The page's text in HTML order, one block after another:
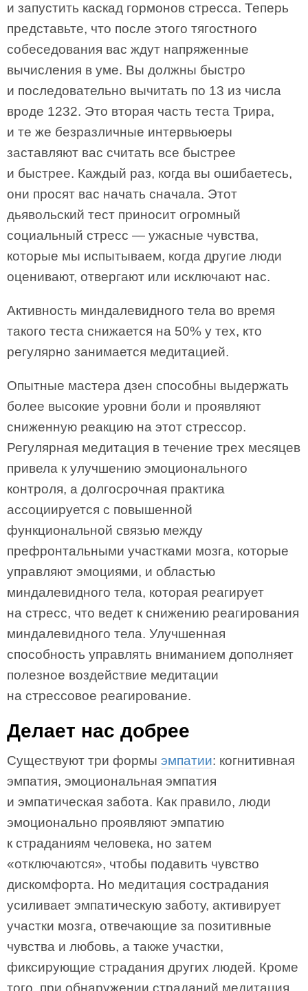
и запустить каскад гормонов стресса. Теперь
представьте, что после этого тягостного
собеседования вас ждут напряженные
вычисления в уме. Вы должны быстро
и последовательно вычитать по 13 из числа
вроде 1232. Это вторая часть теста Трира,
и те же безразличные интервьюеры
заставляют вас считать все быстрее
и быстрее. Каждый раз, когда вы ошибаетесь,
они просят вас начать сначала. Этот
дьявольский тест приносит огромный
социальный стресс — ужасные чувства,
которые мы испытываем, когда другие люди
оценивают, отвергают или исключают нас.
Активность миндалевидного тела во время
такого теста снижается на 50% у тех, кто
регулярно занимается медитацией.
Опытные мастера дзен способны выдержать
более высокие уровни боли и проявляют
сниженную реакцию на этот стрессор.
Регулярная медитация в течение трех месяцев
привела к улучшению эмоционального
контроля, а долгосрочная практика
ассоциируется с повышенной
функциональной связью между
префронтальными участками мозга, которые
управляют эмоциями, и областью
миндалевидного тела, которая реагирует
на стресс, что ведет к снижению реагирования
миндалевидного тела. Улучшенная
способность управлять вниманием дополняет
полезное воздействие медитации
на стрессовое реагирование.
Делает нас добрее
Существуют три формы эмпатии: когнитивная
эмпатия, эмоциональная эмпатия
и эмпатическая забота. Как правило, люди
эмоционально проявляют эмпатию
к страданиям человека, но затем
«отключаются», чтобы подавить чувство
дискомфорта. Но медитация сострадания
усиливает эмпатическую заботу, активирует
участки мозга, отвечающие за позитивные
чувства и любовь, а также участки,
фиксирующие страдания других людей. Кроме
того, при обнаружении страданий медитация